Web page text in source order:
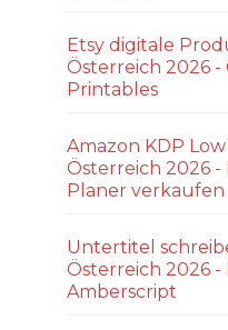
Etsy digitale
Österreich 2026 -
Printables
Amazon KDP
Österreich 2026
Planer verkaufen
Untertitel
Österreich 2026 -
Amberscript